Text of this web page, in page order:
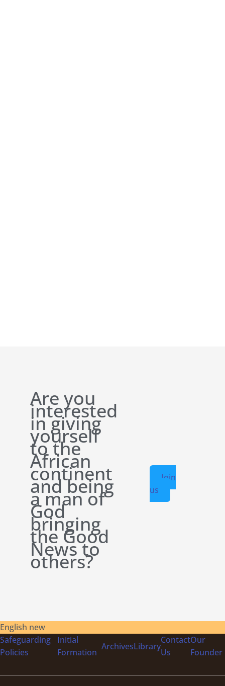
Are you
interested
in giving
yourself
to the
African
continent
and being
a man of
God
bringing
the Good
News to
others?
Join
us
English new
Safeguarding
Policies
Initial
Formation
ArchivesLibrary
Contact
Us
Our
Founder